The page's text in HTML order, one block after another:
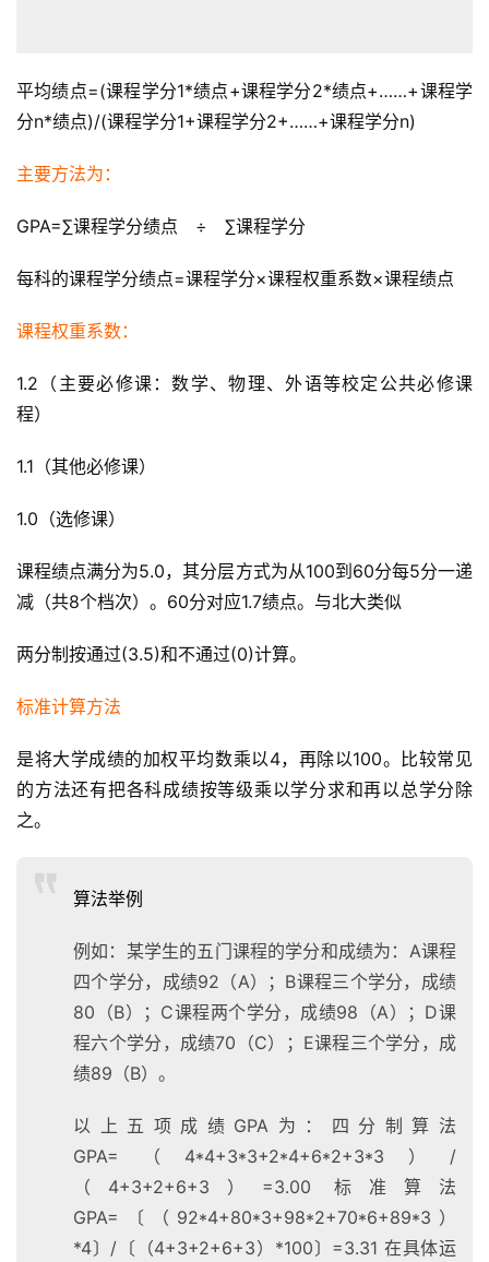
平均绩点=(课程学分1*绩点+课程学分2*绩点+……+课程学
分n*绩点)/(课程学分1+课程学分2+……+课程学分n)
主要方法为：
GPA=∑课程学分绩点　÷　∑课程学分
每科的课程学分绩点=课程学分×课程权重系数×课程绩点
课程权重系数：
1.2（主要必修课：数学、物理、外语等校定公共必修课
程）
1.1（其他必修课）
1.0（选修课）
课程绩点满分为5.0，其分层方式为从100到60分每5分一递
减（共8个档次）。60分对应1.7绩点。与北大类似
两分制按通过(3.5)和不通过(0)计算。
标准计算方法
是将大学成绩的加权平均数乘以4，再除以100。比较常见
的方法还有把各科成绩按等级乘以学分求和再以总学分除
之。
算法举例
例如：某学生的五门课程的学分和成绩为：A课程
四个学分，成绩92（A）；B课程三个学分，成绩
80（B）；C课程两个学分，成绩98（A）；D课
程六个学分，成绩70（C）；E课程三个学分，成
绩89（B）。
以上五项成绩GPA为：四分制算法
GPA=（4*4+3*3+2*4+6*2+3*3）/
（4+3+2+6+3）=3.00 标准算法
GPA=〔（92*4+80*3+98*2+70*6+89*3）
*4〕/〔（4+3+2+6+3）*100〕=3.31 在具体运